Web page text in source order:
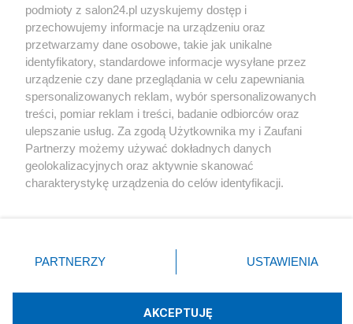
Społeczeństwo
Kultura
X Facebook Instagram Youtube
podmioty z salon24.pl uzyskujemy dostęp i
przechowujemy informacje na urządzeniu oraz
przetwarzamy dane osobowe, takie jak unikalne
identyfikatory, standardowe informacje wysyłane przez
urządzenie czy dane przeglądania w celu zapewniania
spersonalizowanych reklam, wybór spersonalizowanych
treści, pomiar reklam i treści, badanie odbiorców oraz
ulepszanie usług. Za zgodą Użytkownika my i Zaufani
Partnerzy możemy używać dokładnych danych
geolokalizacyjnych oraz aktywnie skanować
charakterystykę urządzenia do celów identyfikacji.
zmienić/wycofać klikając przycisk ustawień prywatności
znajdujący się w lewym dolnym rogu strony
rodzaje przetwarzania danych nie wymagają zgody
użytkownika, ale masz prawo sprzeciwić się takiemu
PARTNERZY USTAWIENIA
AKCEPTUJĘ